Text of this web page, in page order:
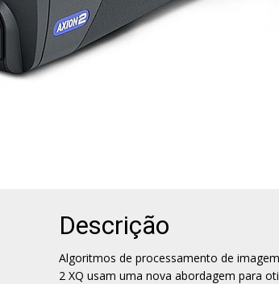
Descrição
Algoritmos de processamento de
2 XQ usam uma nova abordagem para